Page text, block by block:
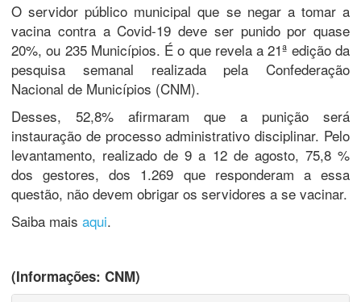
O servidor público municipal que se negar a tomar a
vacina contra a Covid-19 deve ser punido por quase
20%, ou 235 Municípios. É o que revela a 21ª edição da
pesquisa semanal realizada pela Confederação
Nacional de Municípios (CNM).
Desses, 52,8% afirmaram que a punição será
instauração de processo administrativo disciplinar. Pelo
levantamento, realizado de 9 a 12 de agosto, 75,8 %
dos gestores, dos 1.269 que responderam a essa
questão, não devem obrigar os servidores a se vacinar.
Saiba mais aqui.
(Informações: CNM)